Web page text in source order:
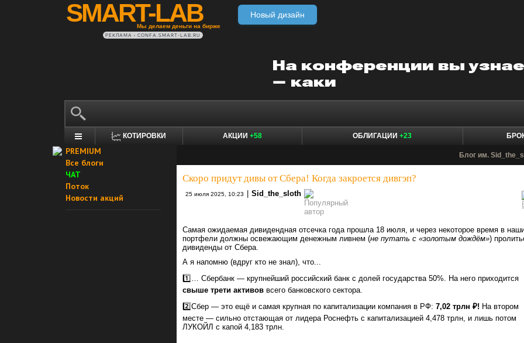
SMART-LAB
Мы делаем деньги на бирже
Новый дизайн
РЕКЛАМА • CONFA.SMART-LAB.RU
КОТИРОВКИ АКЦИИ +58 ОБЛИГАЦИИ +23
PREMIUM
Все блоги
ЧАТ
Поток
Новости акций
Блог им.
Скоро придут дивы от Сбера! Когда закроется дивгэп?
25 июля 2025, 10:23 Sid_the_sloth
Самая ожидаемая дивидендная отсечка года прошла 18 июля, и через некоторое время в
портфели должны освежающим денежным ливнем (не путать с «золотым дождём»)
дивиденды от Сбера.
А я напомню (вдруг кто не знал), что...
1️⃣… Сбербанк — крупнейший российский банк с долей государства 50%. На него приходится
свыше трети активов всего банковского сектора.
2️⃣Сбер — это ещё и самая крупная по капитализации компания в РФ: 7,02 трлн ₽! На втором
месте — сильно отстающая от лидера Роснефть с капитализацией 4,478 трлн, и лишь потом
ЛУКОЙЛ с капой 4,183 трлн.